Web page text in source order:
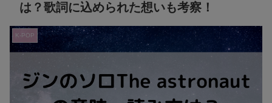
は？歌詞に込められた想いも考察！
K-POP